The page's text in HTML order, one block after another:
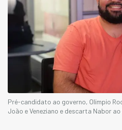
Pré-candidato ao governo, Olímpio
João e Veneziano e descarta Nabor